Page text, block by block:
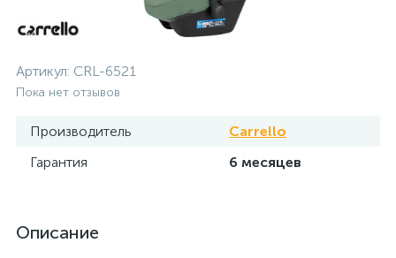
Артикул: CRL-6521
Пока нет отзывов
Производитель
Carrello
Гарантия
6 месяцев
Описание